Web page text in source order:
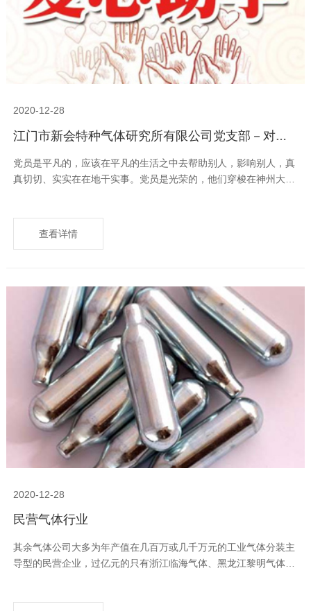
2020-12-28
江门市新会特种气体研究所有限公司党支部－对贫困学生资助活动
党员是平凡的，应该在平凡的生活之中去帮助别人，影响别人，真
真切切、实实在在地干实事。党员是光荣的，他们穿梭在神州大
查看详情
2020-12-28
民营气体行业
其余气体公司大多为年产值在几百万或几千万元的工业气体分装主
导型的民营企业，过亿元的只有浙江临海气体、黑龙江黎明气体、